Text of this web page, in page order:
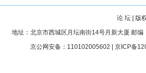
论 坛
版
地址：北京市西城区月坛南街14号月新大厦 邮
京公网安备：110102005602 | 京ICP备